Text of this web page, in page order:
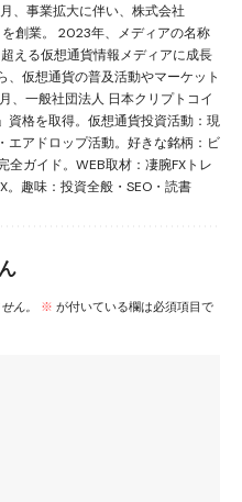
、事業拡大に伴い、株式会社
創業。 2023年、メディアの名称
える仮想通貨情報メディアに成長
仮想通貨の普及活動やマーケット
、一般社団法人 日本クリプトコイ
資格を取得。仮想通貨投資活動：現
エアドロップ活動。好きな銘柄：ビ
全ガイド。WEB取材：凄腕FXトレ
趣味：投資全般・SEO・読書
ん。 ※ が付いている欄は必須項目で